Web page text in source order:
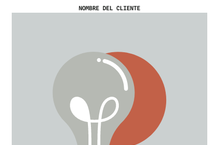
NOMBRE DEL CLIENTE